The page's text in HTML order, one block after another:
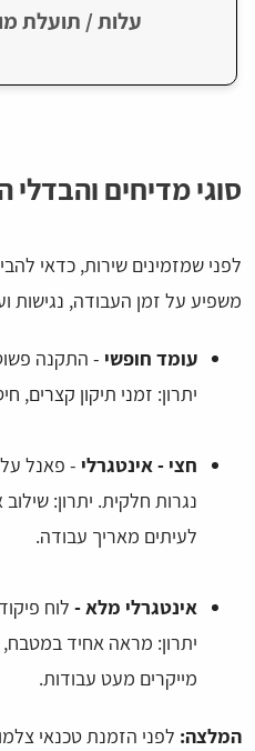
עלות / תועלת
סוגי מדיחים
לפני שמזמינים שירות, כדאי
משפיע על זמן העבודה, נגישות
עומד חופשי - התקנה
יתרון: זמני תיקון קצרים,
חצי - אינטגרלי - פאנל
נגרות חלקית. יתרון:
לעיתים מאריך עבודה.
אינטגרלי מלא - לוח
יתרון: מראה אחיד במטבח,
מייקרים מעט עבודות.
המלצה: לפני הזמנת טכנאי